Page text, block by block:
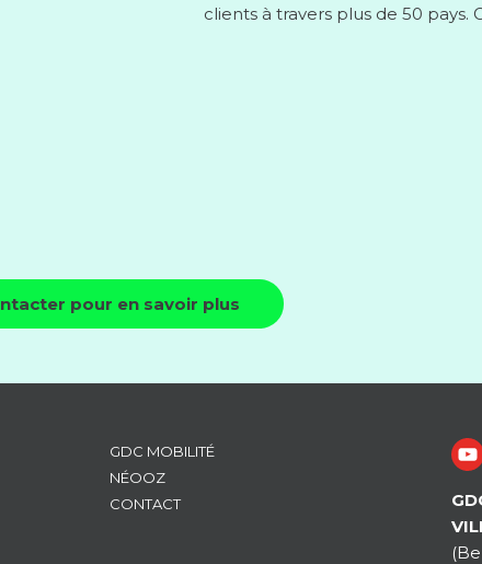
clients à travers plus de 50 pays.
pour en savoir plus
GDC MOBILITÉ
NÉOOZ
CONTACT